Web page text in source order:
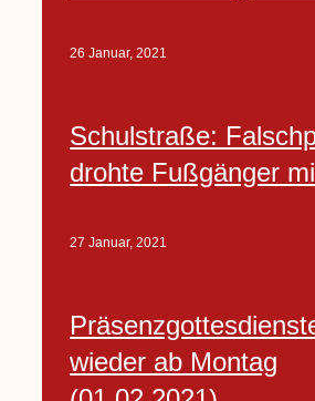
26 Januar, 2021
Schulstraße:
drohte Fußgänger
27 Januar, 2021
wieder ab Montag